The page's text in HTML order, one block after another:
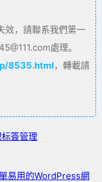
效，請聯系我們第一
處理。
8535.html，轉載請
标簽管理
易用的WordPress網